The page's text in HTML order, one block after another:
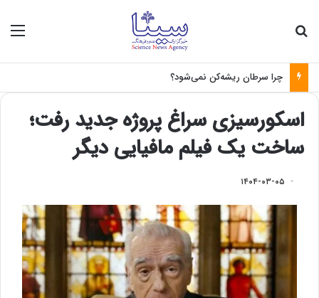
چرا سرطان ریشه‌کن نمی‌شود؟
اسکورسیزی سراغ پروژه جدید رفت؛
ساخت یک فیلم مافیایی دیگر
۱۴۰۴-۰۳-۰۵